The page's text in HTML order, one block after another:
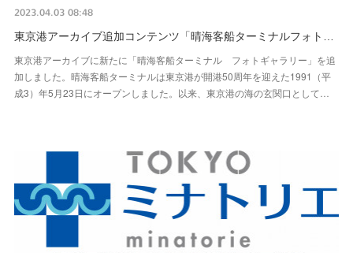
2023.04.03 08:48
東京港アーカイブ追加コンテンツ「晴海客船ターミナルフォト…
東京港アーカイブに新たに「晴海客船ターミナル フォトギャラリー」を追
加しました。晴海客船ターミナルは東京港が開港50周年を迎えた1991（平
成3）年5月23日にオープンしました。以来、東京港の海の玄関口として…